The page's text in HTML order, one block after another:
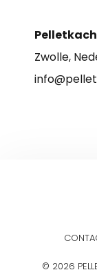
Zwolle,
© 2026